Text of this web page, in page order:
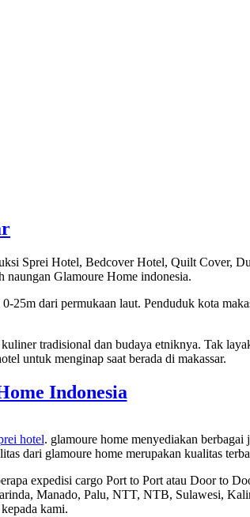
Sprei Hotel, Bedcover Hotel, Quilt Cover,
naungan Glamoure Home indonesia.
dari permukaan laut. Penduduk kota
tradisional dan budaya etniknya. Tak
untuk menginap saat berada di makassar.
Indonesia
hotel. glamoure home menyediakan berbagai
dari glamoure home merupakan kualitas
expedisi cargo Port to Port atau Door to
Manado, Palu, NTT, NTB, Sulawesi,
kami.